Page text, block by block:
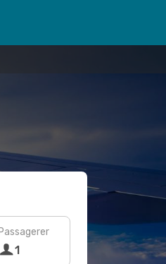
Passagerer
1